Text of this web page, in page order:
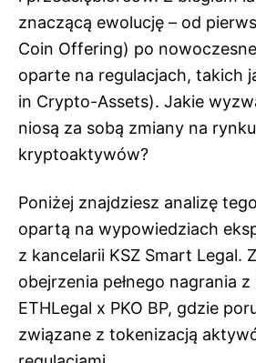
znaczącą ewolucję – od
Coin Offering) po
oparte na regulacjach, takich
in Crypto-Assets). Jakie
niosą za sobą zmiany na rynku
kryptoaktywów?
Poniżej znajdziesz analizę
opartą na wypowiedziach
z kancelarii KSZ Smart Legal.
obejrzenia pełnego nagrania
ETHLegal x PKO BP, gdzie
związane z tokenizacją